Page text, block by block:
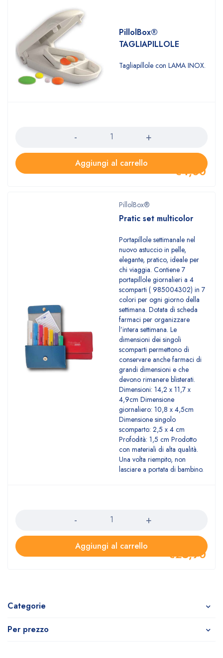
Categorie
Per prezzo
PillolBox®
TAGLIAPILLOLE
Tagliapillole con LAMA INOX.
€4,00
Aggiungi al carrello
PillolBox®
Pratic set multicolor
Portapillole settimanale nel
nuovo astuccio in pelle,
elegante, pratico, ideale per
chi viaggia. Contiene 7
portapillole giornalieri a 4
scomparti ( 985004302) in 7
colori per ogni giorno della
settimana. Dotata di scheda
farmaci per organizzare
l’intera settimana. Le
dimensioni dei singoli
scomparti permettono di
conservare anche farmaci di
grandi dimensioni e che
devono rimanere blisterati.
Dimensioni: 14,2 x 11,7 x
4,9cm Dimensione
giornaliero: 10,8 x 4,5cm
Dimensione singolo
scomparto: 2,5 x 4 cm
Profodità: 1,5 cm Prodotto
con materiali di alta qualità.
Una volta riempito, non
lasciare a portata di bambino.
€25,90
Aggiungi al carrello